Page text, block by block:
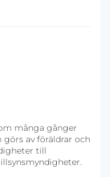
många gånger
av föräldrar och
till